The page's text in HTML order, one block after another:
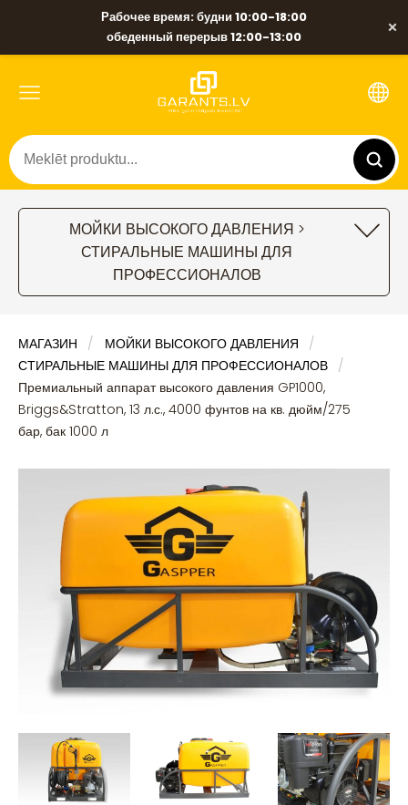
Рабочее время: будни 10:00-18:00
обеденный перерыв 12:00-13:00
×
МОЙКИ ВЫСОКОГО ДАВЛЕНИЯ >
СТИРАЛЬНЫЕ МАШИНЫ ДЛЯ
ПРОФЕССИОНАЛОВ
МАГАЗИН
МОЙКИ ВЫСОКОГО ДАВЛЕНИЯ
СТИРАЛЬНЫЕ МАШИНЫ ДЛЯ ПРОФЕССИОНАЛОВ
Премиальный аппарат высокого давления GP1000,
Briggs&Stratton, 13 л.с., 4000 фунтов на кв. дюйм/275
бар, бак 1000 л